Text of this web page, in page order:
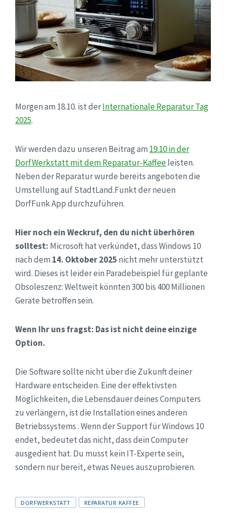
Morgen am 18.10. ist derInternationale Reparatur Tag
2025.
Wir werden dazu unseren Beitrag am 19.10 in der
DorfWerkstatt mit dem Reparatur-Kaffeeleisten.
Neben der Reparatur wurde bereits angeboten die
Umstellung auf StadtLand.Funkt der neuen
DorfFunk App durchzuführen.
Hier noch ein Weckruf, den du nicht überhören
solltest: Microsoft hat verkündet, dass Windows 10
nach dem 14. Oktober 2025 nicht mehr unterstützt
wird. Dieses ist leider ein Paradebeispiel für geplante
Obsoleszenz: Weltweit könnten 300 bis 400 Millionen
Geräte betroffen sein.
Wenn Ihr uns fragst: Das ist nicht deine einzige
Option.
Die Software sollte nicht über die Zukunft deiner
Hardware entscheiden. Eine der effektivsten
Möglichkeiten, die Lebensdauer deines Computers
zu verlängern, ist die Installation eines anderen
Betriebssystems . Wenn der Support für Windows 10
endet, bedeutet das nicht, dass dein Computer
ausgedient hat. Du musst kein IT-Experte sein,
sondern nur bereit, etwas Neues auszuprobieren.
Tags
DORFWERKSTATT REPARATUR KAFFEE